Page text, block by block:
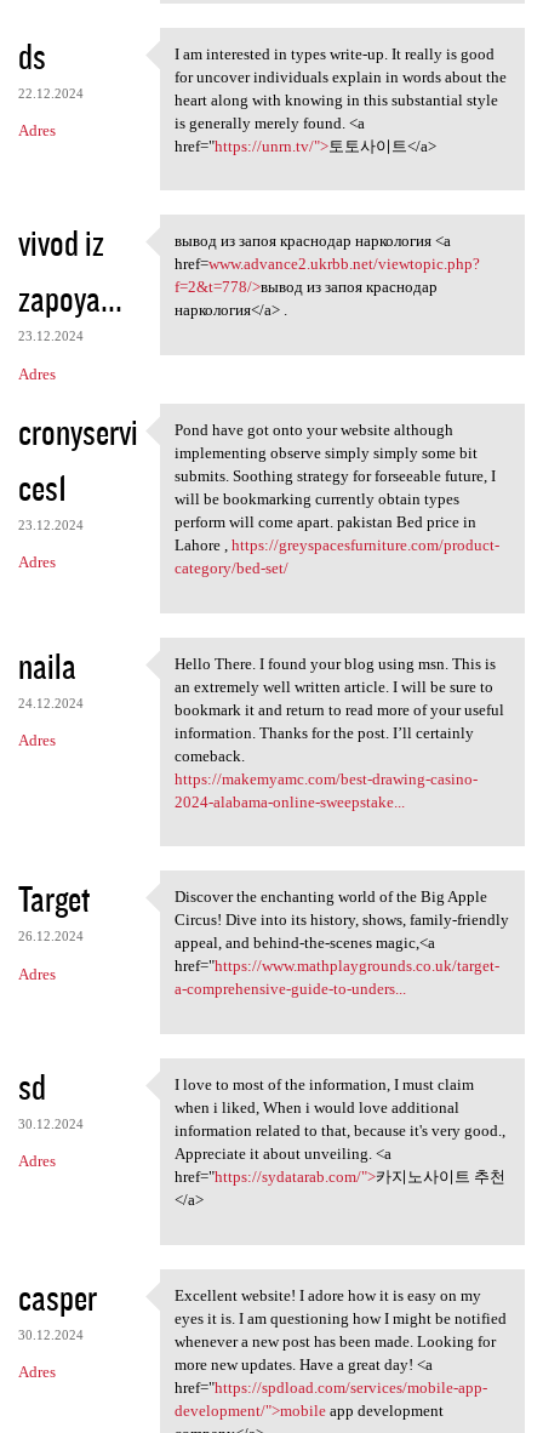
ds
22.12.2024
Adres
I am interested in types
I am interested in types write-up. It really is good
for uncover individuals explain in words about the
heart along with knowing in this substantial style
is generally merely found. <a
href="https://unrn.tv/">토토사이트</a>
vivod iz
zapoya...
23.12.2024
Adres
вывод из запоя краснодар
вывод из запоя краснодар наркология <a
href=www.advance2.ukrbb.net/viewtopic.php?
f=2&t=778/>вывод из запоя краснодар
наркология</a> .
cronyservi
ces1
23.12.2024
Adres
Pond have got onto your
Pond have got onto your website although
implementing observe simply simply some bit
submits. Soothing strategy for forseeable future, I
will be bookmarking currently obtain types
perform will come apart. pakistan Bed price in
Lahore , https://greyspacesfurniture.com/product-
category/bed-set/
naila
24.12.2024
Adres
Hello There. I found your
Hello There. I found your blog using msn. This is
an extremely well written article. I will be sure to
bookmark it and return to read more of your useful
information. Thanks for the post. I’ll certainly
comeback.
https://makemyamc.com/best-drawing-casino-
2024-alabama-online-sweepstake...
Target
26.12.2024
Adres
Discover the enchanting world
Discover the enchanting world of the Big Apple
Circus! Dive into its history, shows, family-friendly
appeal, and behind-the-scenes magic,<a
href="https://www.mathplaygrounds.co.uk/target-
a-comprehensive-guide-to-unders...
sd
30.12.2024
Adres
I love to most of the
I love to most of the information, I must claim
when i liked, When i would love additional
information related to that, because it's very good.,
Appreciate it about unveiling. <a
href="https://sydatarab.com/">카지노사이트 추천
</a>
casper
30.12.2024
Adres
Excellent website! I adore
Excellent website! I adore how it is easy on my
eyes it is. I am questioning how I might be notified
whenever a new post has been made. Looking for
more new updates. Have a great day! <a
href="https://spdload.com/services/mobile-app-
development/">mobileapp development